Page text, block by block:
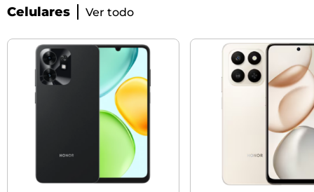
Celulares Ver todo